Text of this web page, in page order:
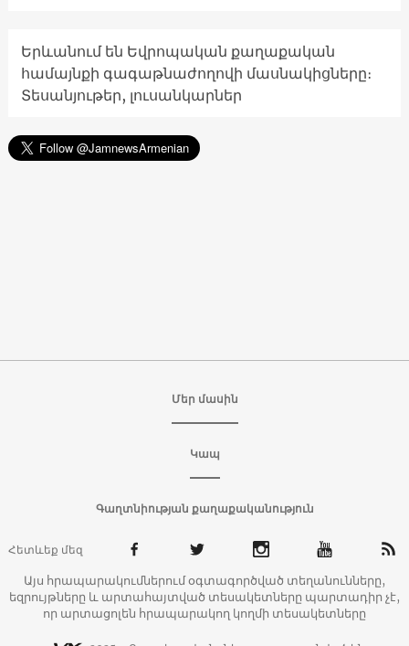
Երևանում են Եվրոպական քաղաքական
համայնքի գագաթնաժողովի մասնակիցները։
Տեսանյութեր, լուսանկարներ
Մեր մասին
Կապ
Գաղտնիության քաղաքականություն
Հետևեք մեզ
Այս հրապարակումներում օգտագործված տեղանունները,
եզրույթները և արտահայտված տեսակետները պարտադիր չէ,
որ արտացոլեն հրապարակող կողմի տեսակետները